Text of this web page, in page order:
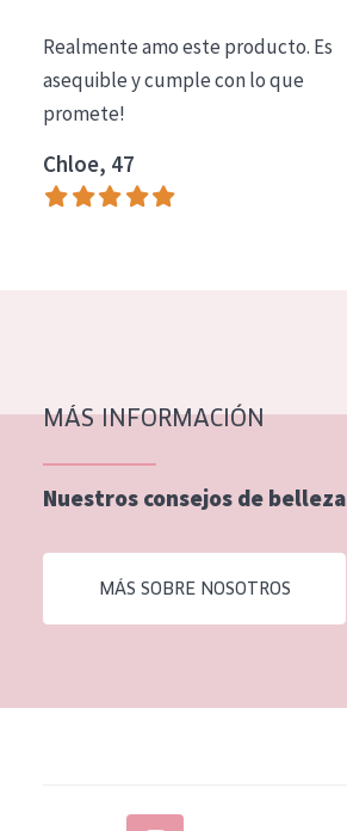
Essentials
Lift+
Expert
Piel madura
Piel menopáusica
EDAD
Realmente amo este producto. Es
asequible y cumple con lo que
promete!
Chloe, 47
MÁS INFORMACIÓN
Nuestros consejos de belleza
MÁS SOBRE NOSOTROS